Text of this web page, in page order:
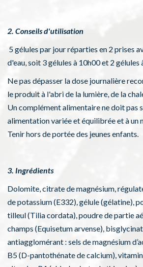
2. Conseils d'utilisation
5 gélules par jour réparties en 2 prises
d'eau, soit 3 gélules à 10h00 et 2 gélules
Ne pas dépasser la dose journalière
le produit à l'abri de la lumière, de la
Un complément alimentaire ne doit pas
alimentation variée et équilibrée et à un
Tenir hors de portée des jeunes enfants.
3. Ingrédients
Dolomite, citrate de magnésium,
de potassium (E332), gélule (gélatine),
tilleul (Tilia cordata), poudre de partie
champs (Equisetum arvense),
antiagglomérant : sels de magnésium
B5 (D-pantothénate de calcium),